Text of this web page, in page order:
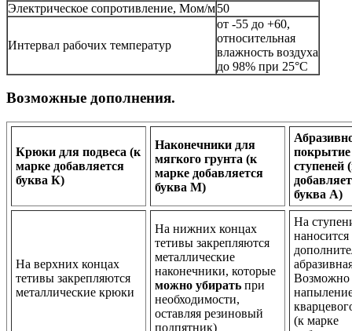
Электрическое сопротивление, Мом/м50
Интервал рабочих температур
от -55 до +60,
относительная
влажность воздуха
до 98% при 25°С
Возможные дополнения.
Крюки для подвеса (к
марке добавляется
буква К)
Наконечники для
мягкого грунта (к
марке добавляется
буква М)
покрытие
ступеней
буква А)
На верхних концах
тетивы закрепляются
металлические крюки
На нижних концах
тетивы закрепляются
металлические
наконечники, которые
можно убирать при
необходимости,
оставляя резиновый
подпятник)
На
наносится
Возможно
(к марке